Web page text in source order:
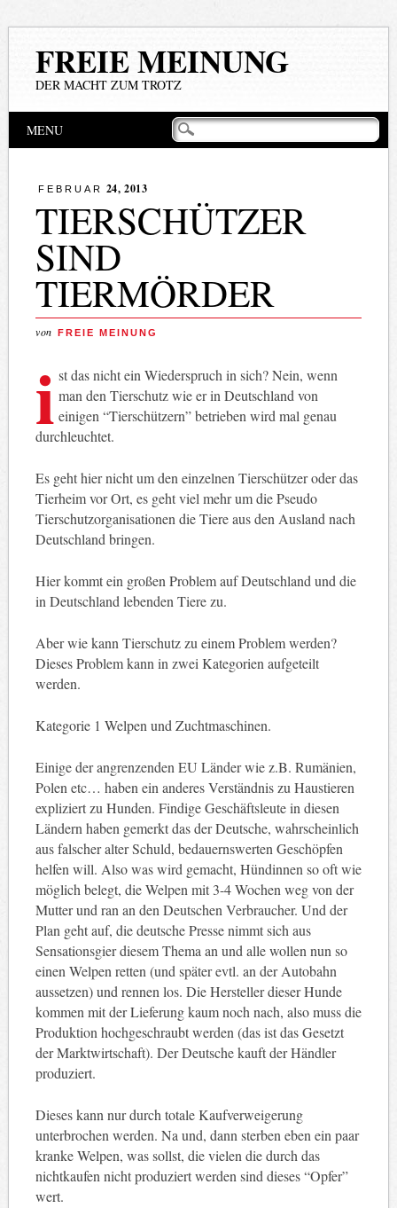
FREIE MEINUNG
DER MACHT ZUM TROTZ
Hauptmenü
Inhalt
MENU
FEBRUAR 24, 2013
TIERSCHÜTZER
SIND
TIERMÖRDER
von FREIE MEINUNG
i st das nicht ein Wiederspruch in sich? Nein, wenn
man den Tierschutz wie er in Deutschland von
einigen “Tierschützern” betrieben wird mal genau
durchleuchtet.
Es geht hier nicht um den einzelnen Tierschützer oder das
Tierheim vor Ort, es geht viel mehr um die Pseudo
Tierschutzorganisationen die Tiere aus den Ausland nach
Deutschland bringen.
Hier kommt ein großen Problem auf Deutschland und die
in Deutschland lebenden Tiere zu.
Aber wie kann Tierschutz zu einem Problem werden?
Dieses Problem kann in zwei Kategorien aufgeteilt
werden.
Kategorie 1 Welpen und Zuchtmaschinen.
Einige der angrenzenden EU Länder wie z.B. Rumänien,
Polen etc… haben ein anderes Verständnis zu Haustieren
expliziert zu Hunden. Findige Geschäftsleute in diesen
Ländern haben gemerkt das der Deutsche, wahrscheinlich
aus falscher alter Schuld, bedauernswerten Geschöpfen
helfen will. Also was wird gemacht, Hündinnen so oft wie
möglich belegt, die Welpen mit 3-4 Wochen weg von der
Mutter und ran an den Deutschen Verbraucher. Und der
Plan geht auf, die deutsche Presse nimmt sich aus
Sensationsgier diesem Thema an und alle wollen nun so
einen Welpen retten (und später evtl. an der Autobahn
aussetzen) und rennen los. Die Hersteller dieser Hunde
kommen mit der Lieferung kaum noch nach, also muss die
Produktion hochgeschraubt werden (das ist das Gesetzt
der Marktwirtschaft). Der Deutsche kauft der Händler
produziert.
Dieses kann nur durch totale Kaufverweigerung
unterbrochen werden. Na und, dann sterben eben ein paar
kranke Welpen, was sollst, die vielen die durch das
nichtkaufen nicht produziert werden sind dieses “Opfer”
wert.